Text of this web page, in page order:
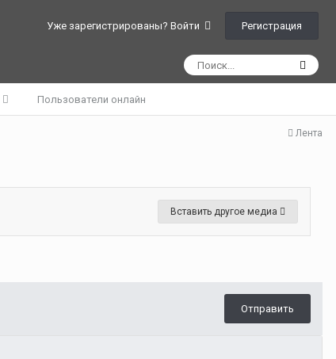
Уже зарегистрированы? Войти Регистрация
Пользователи онлайн
Лента
Вставить другое медиа
Отправить